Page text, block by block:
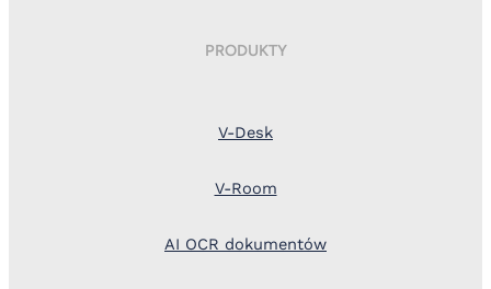
PRODUKTY
V-Desk
V-Room
AI OCR dokumentów